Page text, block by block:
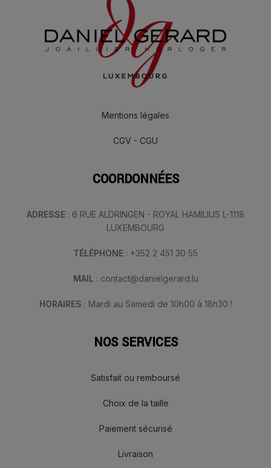
Mentions légales
CGV - CGU
COORDONNÉES
ADRESSE : 6 RUE ALDRINGEN - ROYAL HAMILIUS L-1118
LUXEMBOURG
TÉLÉPHONE : +352 2 451 30 55
MAIL : contact@danielgerard.lu
HORAIRES : Mardi au Samedi de 10h00 à 18h30 !
NOS SERVICES
Satisfait ou remboursé
Choix de la taille
Paiement sécurisé
Livraison